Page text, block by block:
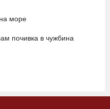
море
почивка в чужбина